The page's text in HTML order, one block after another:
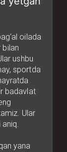
oilada
bilan
ushbu
sportda
badavlat
Ular
yana